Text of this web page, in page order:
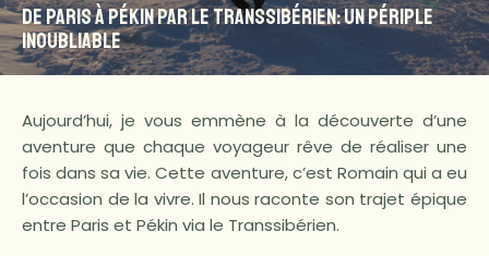
De Paris à Pékin par le Transsibérien: un périple
inoubliable
Aujourd’hui, je vous emmène à la découverte d’une
aventure que chaque voyageur rêve de réaliser une
fois dans sa vie. Cette aventure, c’est Romain qui a eu
l’occasion de la vivre. Il nous raconte son trajet épique
entre Paris et Pékin via le Transsibérien.